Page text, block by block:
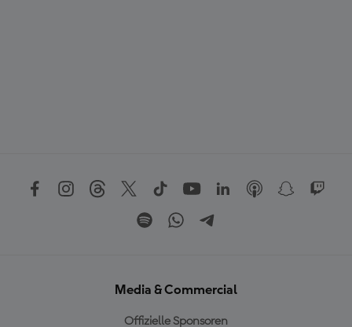
Media & Commercial
Offizielle Sponsoren